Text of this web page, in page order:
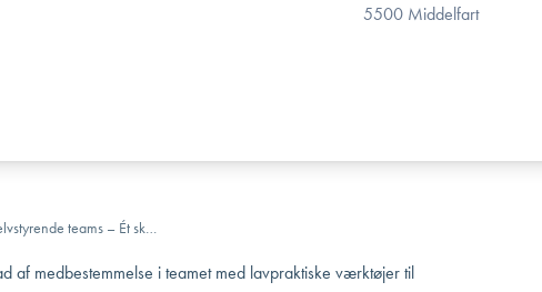
5500 Middelfart
teams – Ét sk…
af medbestemmelse i teamet med lavpraktiske værktøjer til